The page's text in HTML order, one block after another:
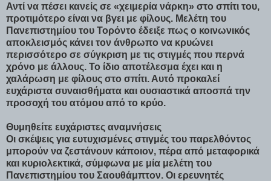
Αντί να πέσει κανείς σε «χειμερία νάρκη» στο σπίτι του,
προτιμότερο είναι να βγει με φίλους. Μελέτη του
Πανεπιστημίου του Τορόντο έδειξε πως ο κοινωνικός
αποκλεισμός κάνει τον άνθρωπο να κρυώνει
περισσότερο σε σύγκριση με τις στιγμές που περνά
χρόνο με άλλους. Το ίδιο αποτέλεσμα έχει και η
χαλάρωση με φίλους στο σπίτι. Αυτό προκαλεί
ευχάριστα συναισθήματα και ουσιαστικά αποσπά την
προσοχή του ατόμου από το κρύο.
Θυμηθείτε ευχάριστες αναμνήσεις
Οι σκέψεις για ευτυχισμένες στιγμές του παρελθόντος
μπορούν να ζεστάνουν κάποιον, πέρα από μεταφορικά
και κυριολεκτικά, σύμφωνα με μία μελέτη του
Πανεπιστημίου του Σαουθάμπτον. Οι ερευνητές